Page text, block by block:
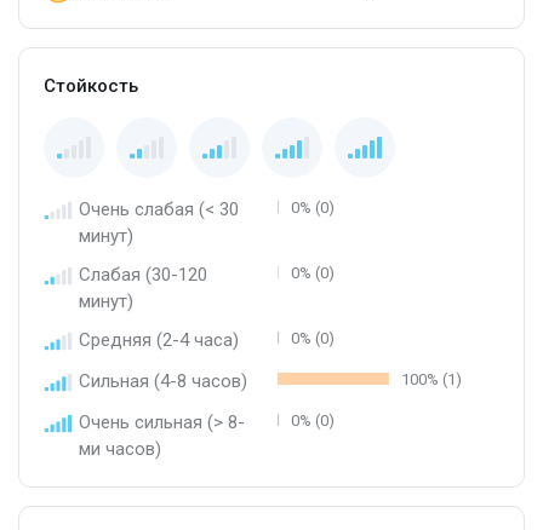
Стойкость
Очень слабая (< 30
минут)
0% (0)
Слабая (30-120
минут)
0% (0)
Средняя (2-4 часа) 0% (0)
Сильная (4-8 часов) 100% (1)
Очень сильная (> 8-
ми часов)
0% (0)